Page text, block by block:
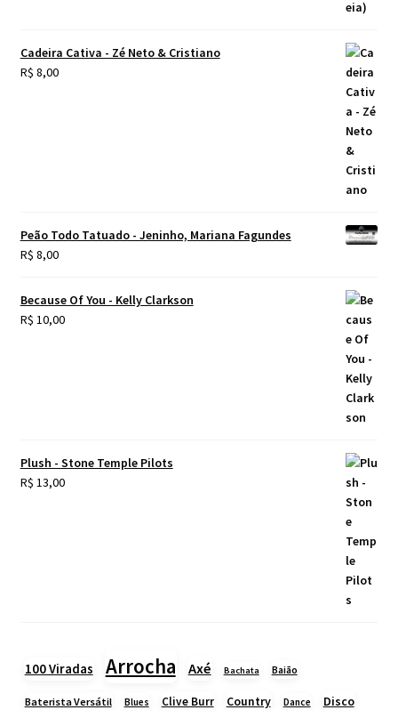
Cadeira Cativa - Zé Neto & Cristiano
R$ 8,00
Peão Todo Tatuado - Jeninho, Mariana Fagundes
R$ 8,00
Because Of You - Kelly Clarkson
R$ 10,00
Plush - Stone Temple Pilots
R$ 13,00
100 Viradas Arrocha Axé Bachata Baião
Baterista Versátil Blues Clive Burr Country Dance Disco